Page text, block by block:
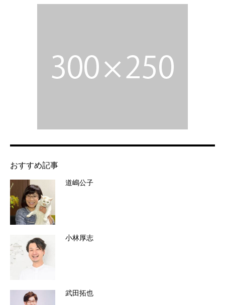
おすすめ記事
道嶋公子
小林厚志
武田拓也